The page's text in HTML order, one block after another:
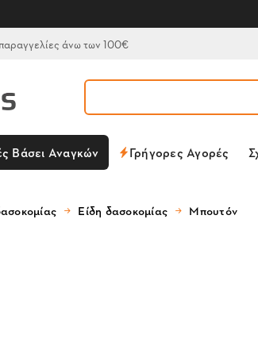
άνω των 100€
Βάσει Αναγκών Γρήγορες Αγορές
Είδη δασοκομίας Μπουτόν